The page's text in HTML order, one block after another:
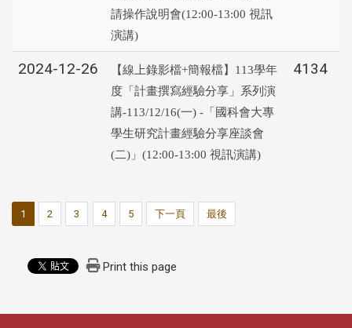
請操作說明會(12:00-13:00 視訊
演講)
2024-12-26
【線上錄影檔+簡報檔】113學年
度「計畫撰寫經驗分享」系列演
講-113/12/16(一) -「國科會大專
學生研究計畫經驗分享座談會
(二)」(12:00-13:00 視訊演講)
4134
1 2 3 4 5 下一頁 最後
Print this page